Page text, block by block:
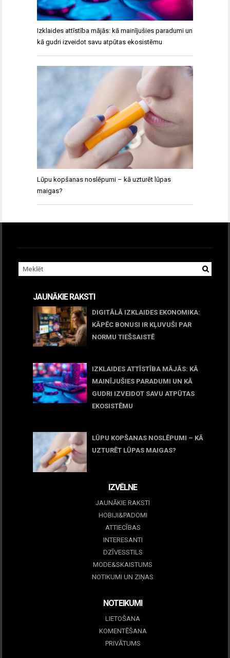
Izklaides attīstība mājās: kā mainījušies paradumi un
kā gudri izveidot savu atpūtas ekosistēmu
Lūpu kopšanas noslēpumi – kā uzturēt lūpas
maigas?
JAUNĀKIE RAKSTI
DIGITĀLĀ IZKLAIDES EKONOMIKA:
KĀPĒC BONUSI IR KĻUVUŠI PAR
NORMU TIEŠSAISTĒ
IZKLAIDES ATTĪSTĪBA MĀJĀS: KĀ
MAINĪJUŠIES PARADUMI UN KĀ
GUDRI IZVEIDOT SAVU ATPŪTAS
EKOSISTĒMU
LŪPU KOPŠANAS NOSLĒPUMI – KĀ
UZTURĒT LŪPAS MAIGAS?
IZVĒLNE
JAUNĀKIE RAKSTI
HOBIJI&PADOMI
ATTIECĪBAS
INTERESANTI
DZĪVESSTILS
MODE&SKAISTUMS
NOTIKUMI UN ZIŅAS
NOTEIKUMI
LIETOŠANA
KOMENTĒŠANA
PRIVĀTUMS